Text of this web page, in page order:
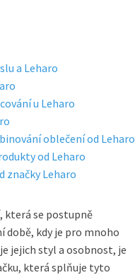
a Leharo
u Leharo
oblečení od Leharo
od Leharo
značky Leharo
která se postupně
době, kdy je pro mnoho
jejich styl a osobnost, je
která splňuje tyto